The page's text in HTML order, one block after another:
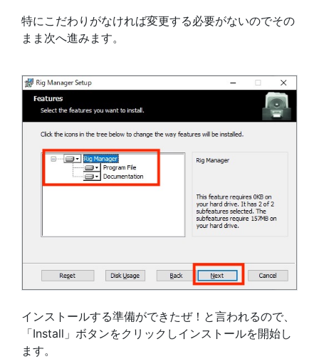
特にこだわりがなければ変更する必要がないのでその
まま次へ進みます。
インストールする準備ができたぜ！と言われるので、
「Install」ボタンをクリックしインストールを開始し
ます。